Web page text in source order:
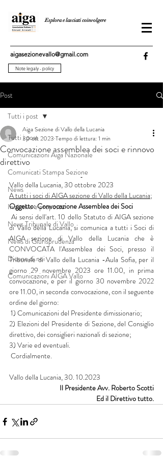
Esplora e lasciati coinvolgere
aigasezionevallo@gmail.com
Note legaly - policy
Post
Tutti i post
Comunicazioni Aiga Nazionale
Comunicati Stampa Sezione
News
Iniziative e proposte
News Tribunale di Vallo
News di Giurisprudenza
Dicono di noi
Comunicazioni AIGA Vallo
Tutti i post
Convocazione assemblea dei soci e rinnovo
direttivo
Aiga Sezione di Vallo della Lucania
30 ott 2023 Tempo di lettura: 1 min
Vallo della Lucania, 30 ottobre 2023
A tutti i soci di AIGA sezione di Vallo della Lucania;
Oggetto: Convocazione Assemblea dei Soci
Ai sensi dell'art. 10 dello Statuto di AIGA sezione
di Vallo della Lucania, si comunica a tutti i Soci di
AIGA sezione di Vallo della Lucania che è
CONVOCATA l'Assemblea dei Soci, presso il
Tribunale di Vallo della Lucania -Aula Sofia, per il
giorno 29 novembre 2023 ore 11.00, in prima
convocazione, e per il giorno 30 novembre 2022
ore 11.00, in seconda convocazione, con il seguente
ordine del giorno:
1) Comunicazioni del Presidente dimissionario;
2) Elezioni del Presidente di Sezione, del Consiglio
direttivo, dei consiglieri nazionali di sezione;
3) Varie ed eventuali.
Cordialmente.
Vallo della Lucania, 30. 10.2023
Il Presidente Avv. Roberto Scotti
Ed il Direttivo tutto.